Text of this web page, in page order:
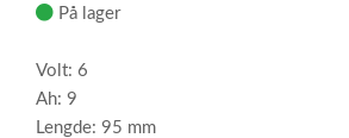
På lager
Volt: 6
Ah: 9
Lengde: 95 mm